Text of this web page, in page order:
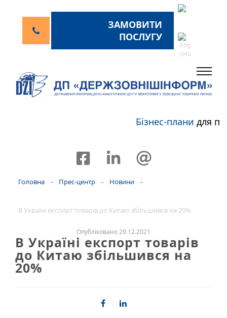
ЗАМОВИТИ
ПОСЛУГУ
Бізнес-планидля
Головна - Прес-центр - Новини -
В Україні експорт товарів до Китаю збільшився на 20%
Опубліковано 29.12.2021
В Україні експорт товарів
до Китаю збільшився на
20%